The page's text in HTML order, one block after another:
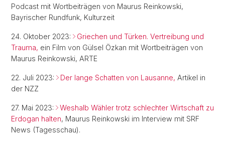
Podcast mit Wortbeiträgen von Maurus Reinkowski,
Bayrischer Rundfunk, Kulturzeit
24. Oktober 2023:
Griechen und Türken. Vertreibung und
Trauma, ein Film von Gülsel Özkan mit Wortbeiträgen von
Maurus Reinkowski, ARTE
22. Juli 2023: Der lange Schatten von Lausanne, Artikel in
der NZZ
27. Mai 2023:
Weshalb Wähler trotz schlechter Wirtschaft zu
Erdogan halten, Maurus Reinkowski im Interview mit SRF
News (Tagesschau).